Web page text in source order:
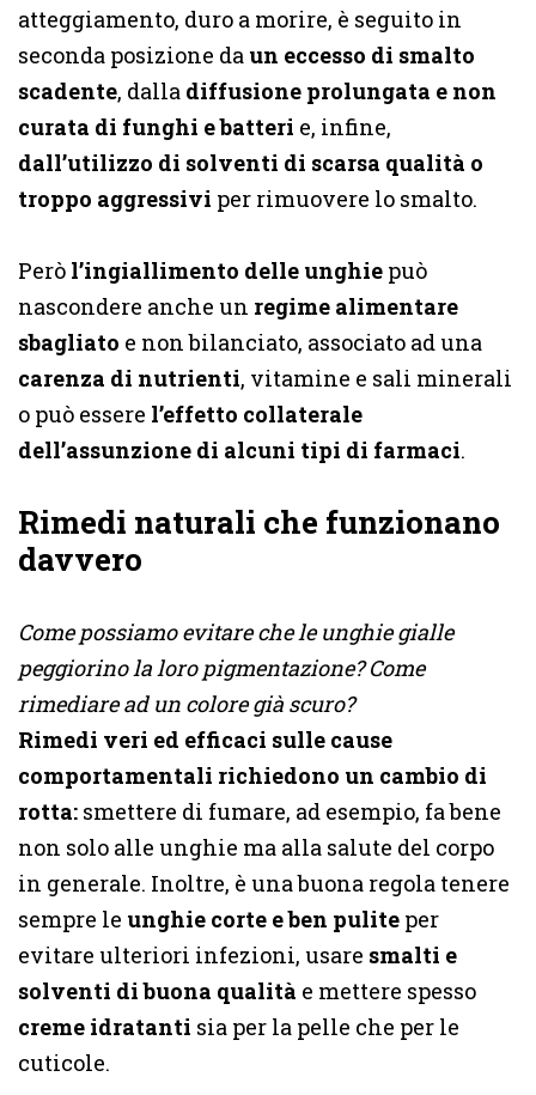
atteggiamento, duro a morire, è seguito in
seconda posizione da un eccesso di smalto
scadente, dalla diffusione prolungata e non
curata di funghi e batteri e, infine,
dall’utilizzo di solventi di scarsa qualità o
troppo aggressivi per rimuovere lo smalto.
Però l’ingiallimento delle unghie può
nascondere anche un regime alimentare
sbagliato e non bilanciato, associato ad una
carenza di nutrienti, vitamine e sali minerali
o può essere l’effetto collaterale
dell’assunzione di alcuni tipi di farmaci.
Rimedi naturali che funzionano
davvero
Come possiamo evitare che le unghie gialle
peggiorino la loro pigmentazione? Come
rimediare ad un colore già scuro?
Rimedi veri ed efficaci sulle cause
comportamentali richiedono un cambio di
rotta: smettere di fumare, ad esempio, fa bene
non solo alle unghie ma alla salute del corpo
in generale. Inoltre, è una buona regola tenere
sempre le unghie corte e ben pulite per
evitare ulteriori infezioni, usare smalti e
solventi di buona qualità e mettere spesso
creme idratanti sia per la pelle che per le
cuticole.